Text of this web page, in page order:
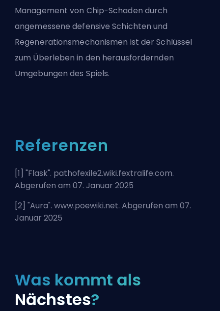
Management von Chip-Schaden durch
angemessene defensive Schichten und
Regenerationsmechanismen ist der Schlüssel
zum Überleben in den herausfordernden
Umgebungen des Spiels.
Referenzen
[1] "Flask". pathofexile2.wiki.fextralife.com.
Abgerufen am 07. Januar 2025
[2] "Aura". www.poewiki.net. Abgerufen am 07.
Januar 2025
Was kommt als
Nächstes?